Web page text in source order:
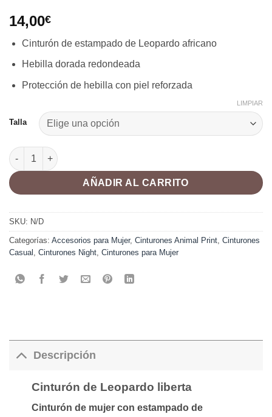
14,00€
Cinturón de estampado de Leopardo africano
Hebilla dorada redondeada
Protección de hebilla con piel reforzada
Talla
LIMPIAR
Cinturón Libertia cantidad
AÑADIR AL CARRITO
SKU: N/D
Categorías: Accesorios para Mujer, Cinturones Animal Print Cinturones
Casual
Cinturones Night Cinturones para Mujer
Descripción
Cinturón de Leopardo liberta
Cinturón de mujer con estampado de